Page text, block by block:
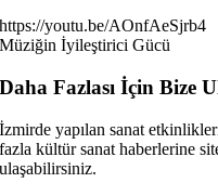
https://youtu.be/AOnfAeSjrb4
Müziğin İyileştirici Gücü
Daha Fazlası İçin Bize
İzmirde yapılan sanat
fazla kültür sanat haberlerine
ulaşabilirsiniz.